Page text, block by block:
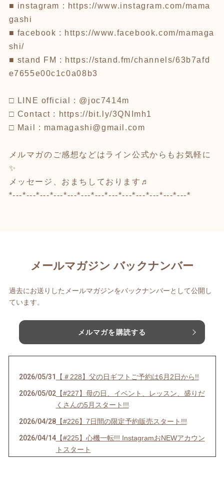
■ instagram : https://www.instagram.com/mama
gashi
■ facebook : https://www.facebook.com/mamaga
shi/
■ stand FM : https://stand.fm/channels/63b7afd
e7655e00c1c0a08b3
□ LINE official : @joc7414m
□ Contact : https://bit.ly/3QNImh1
□ Mail : mamagashi@gmail.com
メルマガのご感想などはライン公式からもお気軽に
✨
メッセージ、おまちしております♬
*---*---*---*---*---*---*---*---*---*---*---*---*---*
メールマガジン バックナンバー
過去にお送りしたメールマガジンをバックナンバーとして公開し
ています。
メルマガを購読する
2026/05/31 【＃228】父の日ギフトご予約は6月2日から!!
2026/05/02【#227】母の日、イベント、レッスン、盛りだ
くさんの5月スタート!!!
2026/04/28【#226】7日間の限定予約販売スタート!!!
2026/04/14【#225】心機一転!!! InstagramおNEWアカウン
トスタート